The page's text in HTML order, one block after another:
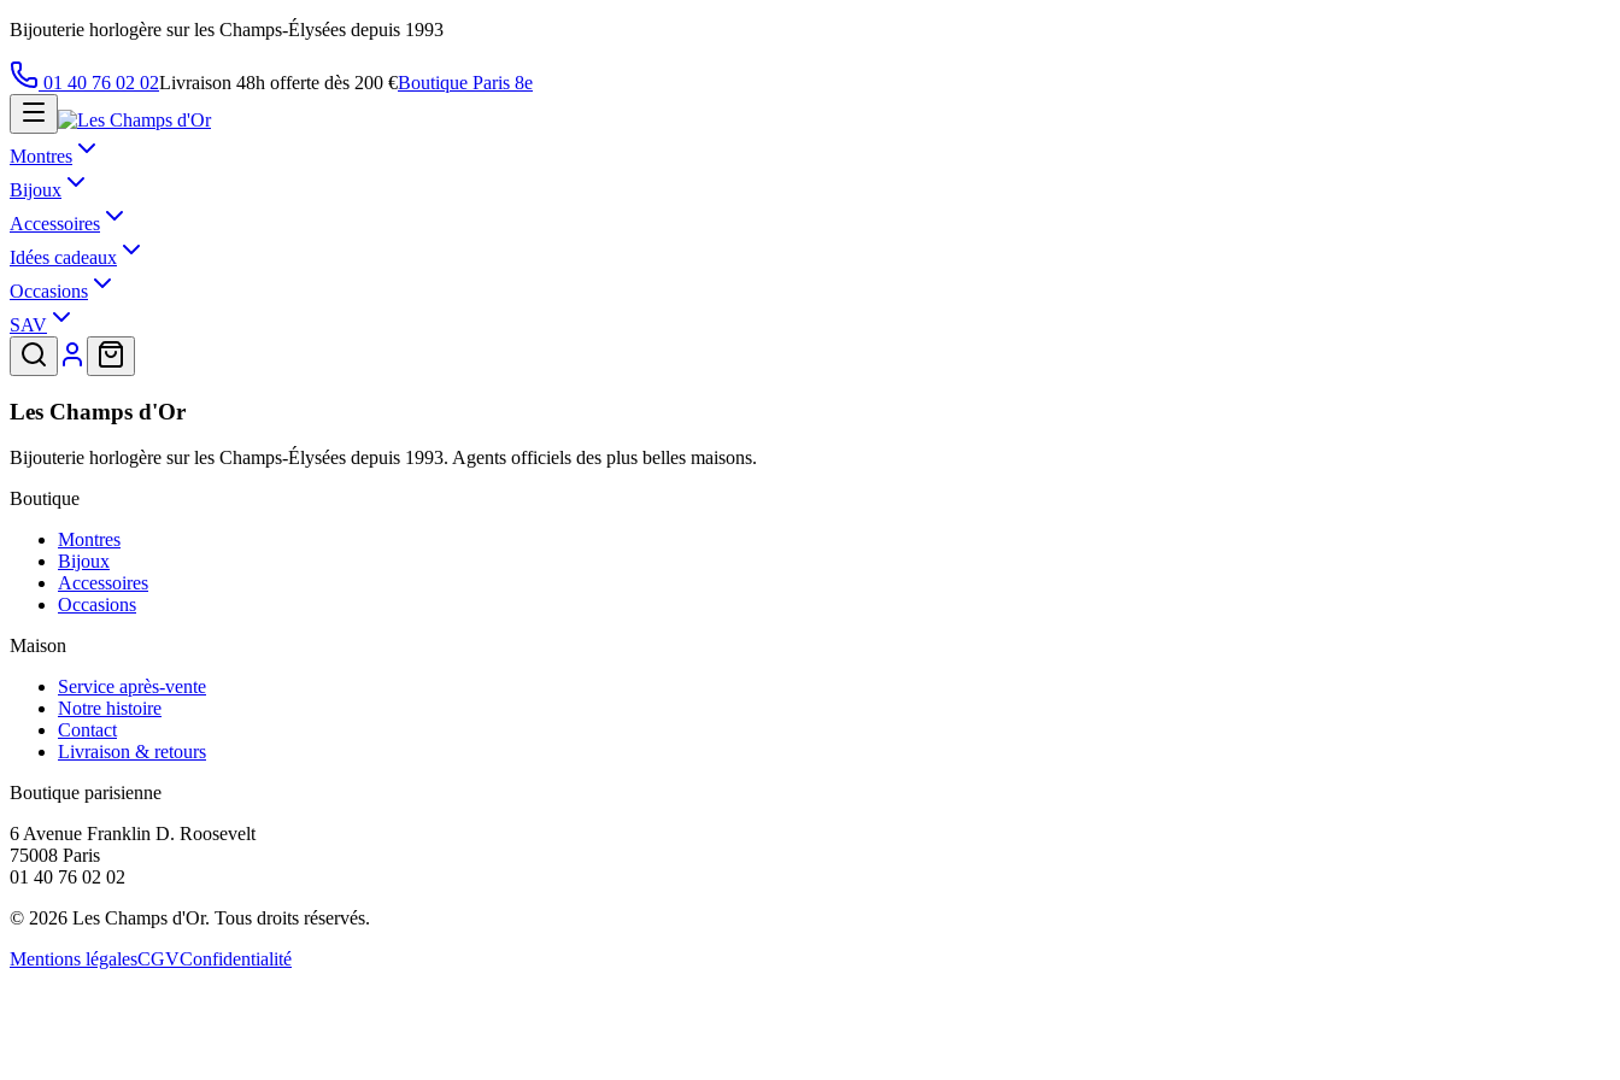
Bijouterie horlogère sur les Champs-Élysées depuis 1993
01 40 76 02 02Livraison 48h offerte dès 200 €Boutique Paris 8e
Montres
Bijoux
Accessoires
Idées cadeaux
Occasions
SAV
Les Champs d'Or
Bijouterie horlogère sur les Champs-Élysées depuis 1993. Agents officiels des plus belles maisons.
Boutique
Montres
Bijoux
Accessoires
Occasions
Maison
Service après-vente
Notre histoire
Contact
Livraison & retours
Boutique parisienne
6 Avenue Franklin D. Roosevelt
75008 Paris
01 40 76 02 02
© 2026 Les Champs d'Or. Tous droits réservés.
Mentions légalesCGVConfidentialité